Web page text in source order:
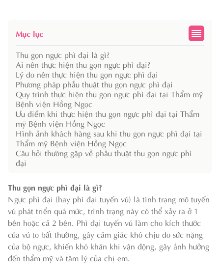
Mục lục
Thu gọn ngực phì đại là gì?
Ai nên thực hiện thu gọn ngực phì đại?
Lý do nên thực hiện thu gọn ngực phì đại
Phương pháp phẫu thuật thu gọn ngực phì đại
Quy trình thực hiện thu gọn ngực phì đại tại Thẩm mỹ
Bệnh viện Hồng Ngọc
Ưu điểm khi thực hiện thu gọn ngực phì đại tại Thẩm
mỹ Bệnh viện Hồng Ngọc
Hình ảnh khách hàng sau khi thu gọn ngực phì đại tại
Thẩm mỹ Bệnh viện Hồng Ngọc
Câu hỏi thường gặp về phẫu thuật thu gọn ngực phì
đại
Thu gọn ngực phì đại là gì?
Ngực phì đại (hay phì đại tuyến vú) là tình trạng mô tuyến
vú phát triển quá mức, trình trạng này có thể xảy ra ở 1
bên hoặc cả 2 bên. Phì đại tuyến vú làm cho kích thước
của vú to bất thường, gây cảm giác khó chịu do sức nặng
của bộ ngực, khiến khó khăn khi vận động, gây ảnh hưởng
đến thẩm mỹ và tâm lý của chị em.